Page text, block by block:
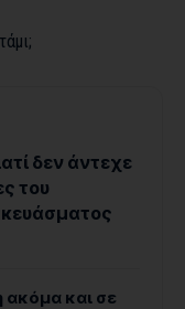
δεν άντεχε
του
ακόμα και σε